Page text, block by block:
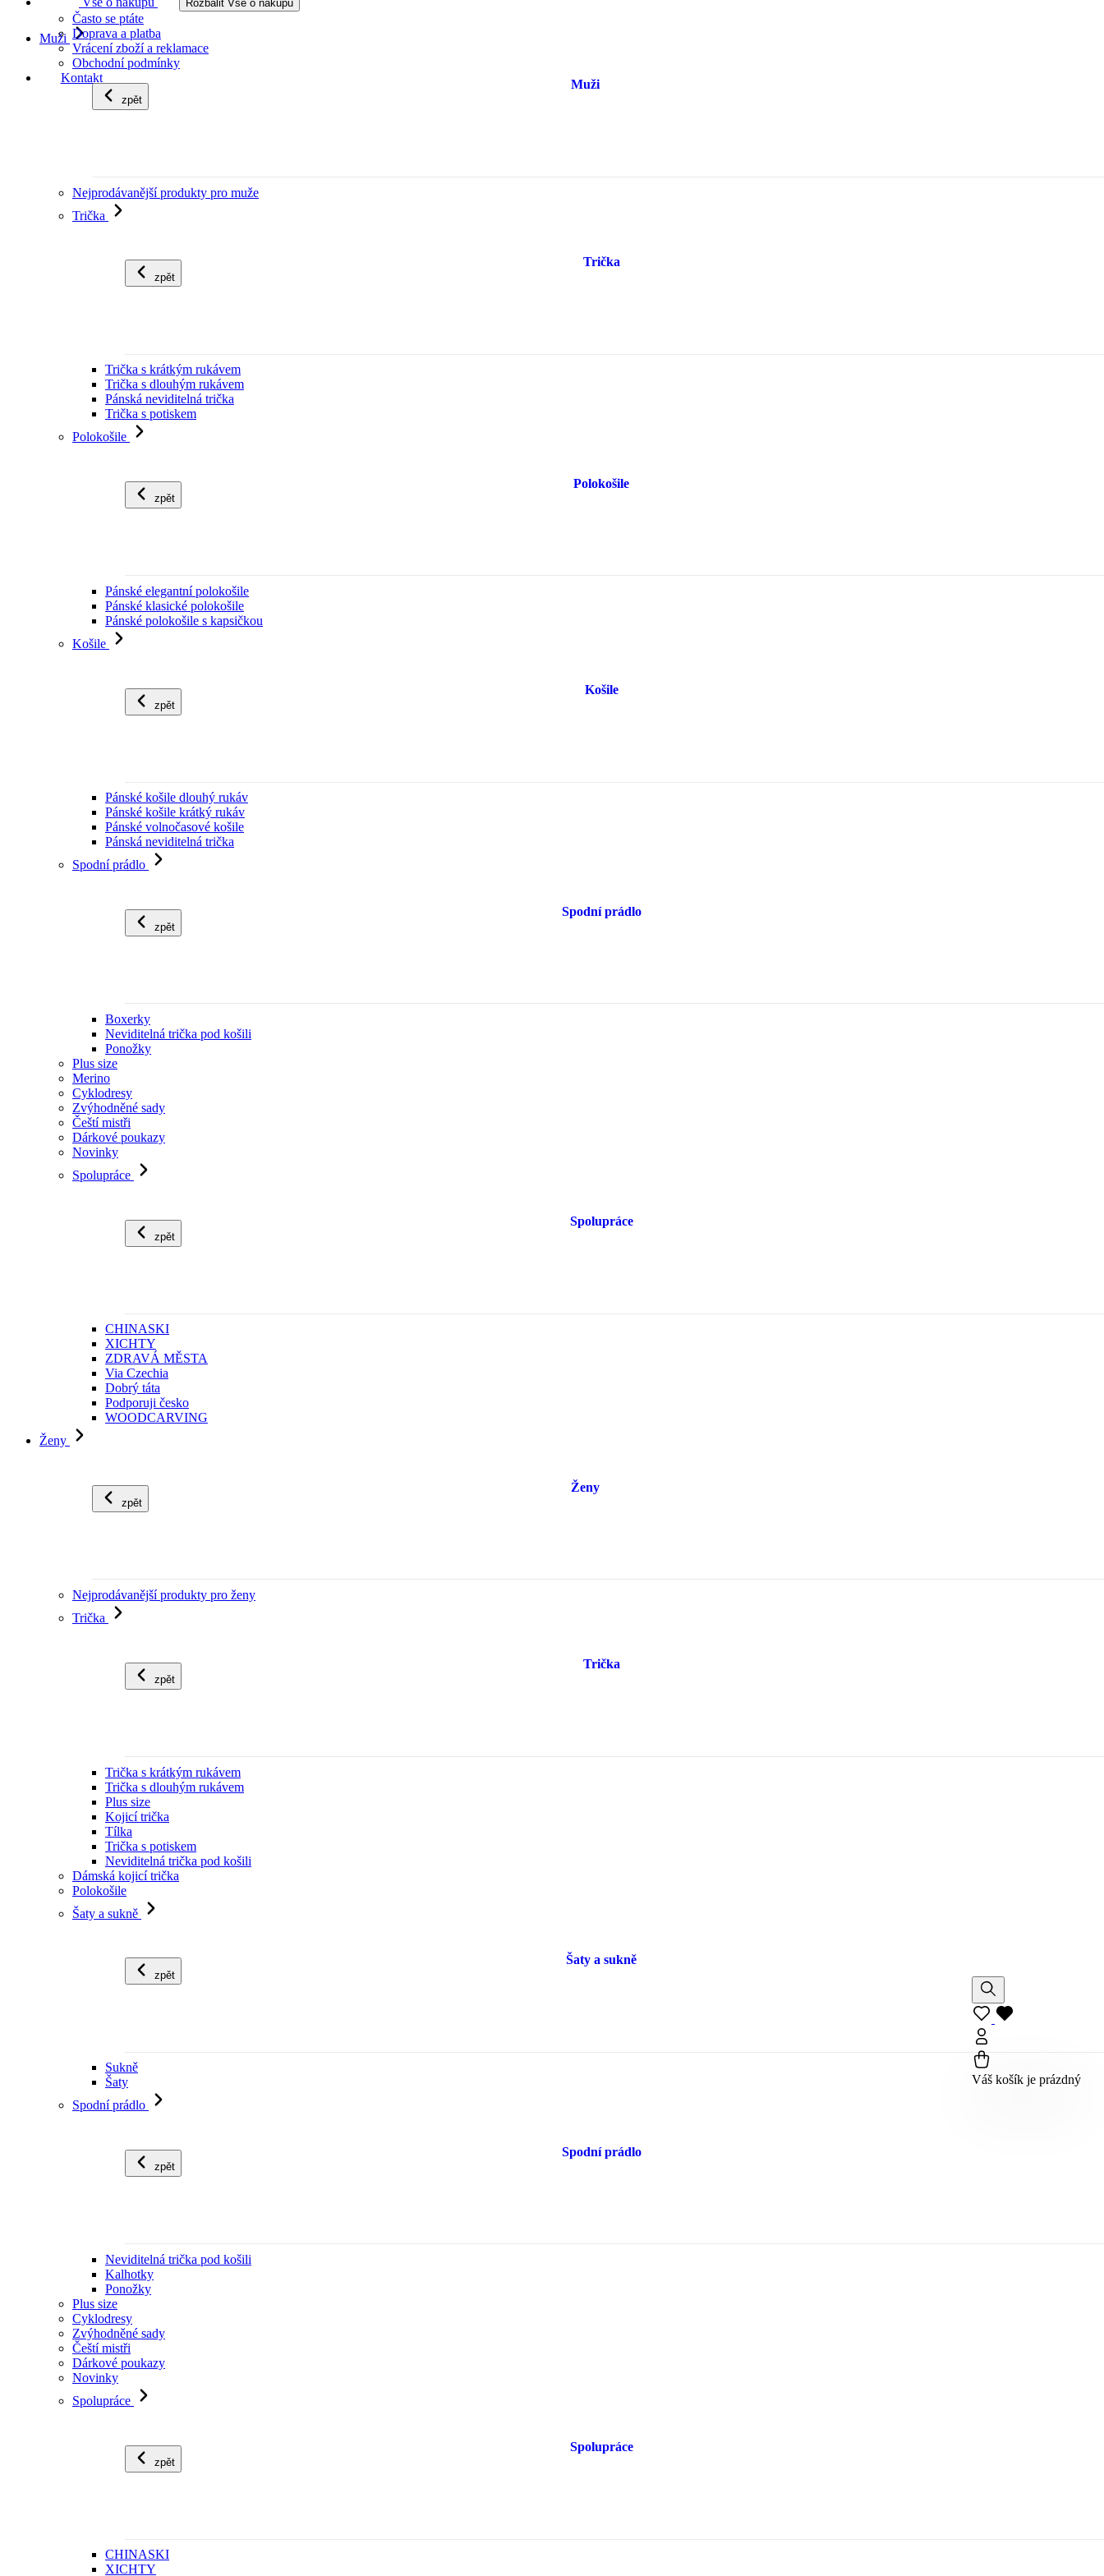
Rozbalit Vše o nákupu
Často se ptáte
Doprava a platba
Vrácení zboží a reklamace
Obchodní podmínky
Kontakt
Muži
zpět
Muži
Nejprodávanější produkty pro muže
Trička
zpět
Trička
Trička s krátkým rukávem
Trička s dlouhým rukávem
Pánská neviditelná trička
Trička s potiskem
Polokošile
zpět
Polokošile
Pánské elegantní polokošile
Pánské klasické polokošile
Pánské polokošile s kapsičkou
Košile
zpět
Košile
Pánské košile dlouhý rukáv
Pánské košile krátký rukáv
Pánské volnočasové košile
Pánská neviditelná trička
Spodní prádlo
zpět
Spodní prádlo
Boxerky
Neviditelná trička pod košili
Ponožky
Plus size
Merino
Cyklodresy
Zvýhodněné sady
Čeští mistři
Dárkové poukazy
Novinky
Spolupráce
zpět
Spolupráce
CHINASKI
XICHTY
ZDRAVÁ MĚSTA
Via Czechia
Dobrý táta
Podporuji česko
WOODCARVING
Ženy
zpět
Ženy
Nejprodávanější produkty pro ženy
Trička
zpět
Trička
Trička s krátkým rukávem
Trička s dlouhým rukávem
Plus size
Kojicí trička
Tílka
Trička s potiskem
Neviditelná trička pod košili
Dámská kojicí trička
Polokošile
Šaty a sukně
zpět
Šaty a sukně
Sukně
Šaty
Spodní prádlo
zpět
Spodní prádlo
Neviditelná trička pod košili
Kalhotky
Ponožky
Plus size
Cyklodresy
Zvýhodněné sady
Čeští mistři
Dárkové poukazy
Novinky
Spolupráce
zpět
Spolupráce
CHINASKI
XICHTY
Váš košík je prázdný